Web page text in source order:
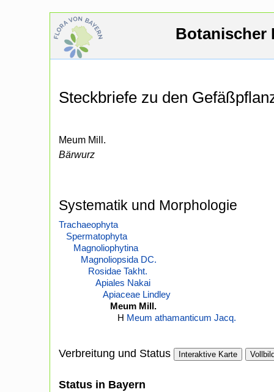
Botanischer
Steckbriefe zu den
Meum Mill.
Bärwurz
Systematik und Morphologie
Trachaeophyta
Spermatophyta
Magnoliophytina
Magnoliopsida DC.
Rosidae Takht.
Apiales Nakai
Apiaceae Lindley
Meum Mill.
H Meum athamanticum Jacq.
Verbreitung und Status Interaktive Karte
Status in Bayern